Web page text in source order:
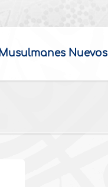
Nuevos